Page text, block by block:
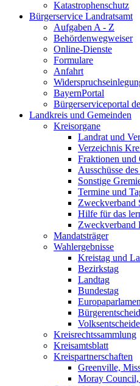
Katastrophenschutz
Bürgerservice Landratsamt
Aufgaben A - Z
Behördenwegweiser
Online-Dienste
Formulare
Anfahrt
BayernPortal
Bürgerserviceportal
Landkreis und Gemeinden
Kreisorgane
Landrat und
Verzeichnis
Fraktionen und
Ausschüsse
Sonstige
Termine und
Zweckverband
Hilfe für das
Zweckverband
Mandatsträger
Wahlergebnisse
Kreistag und
Bezirkstag
Landtag
Bundestag
Volksentscheide
Kreisrechtssammlung
Kreisamtsblatt
Kreispartnerschaften
Greenville,
Moray